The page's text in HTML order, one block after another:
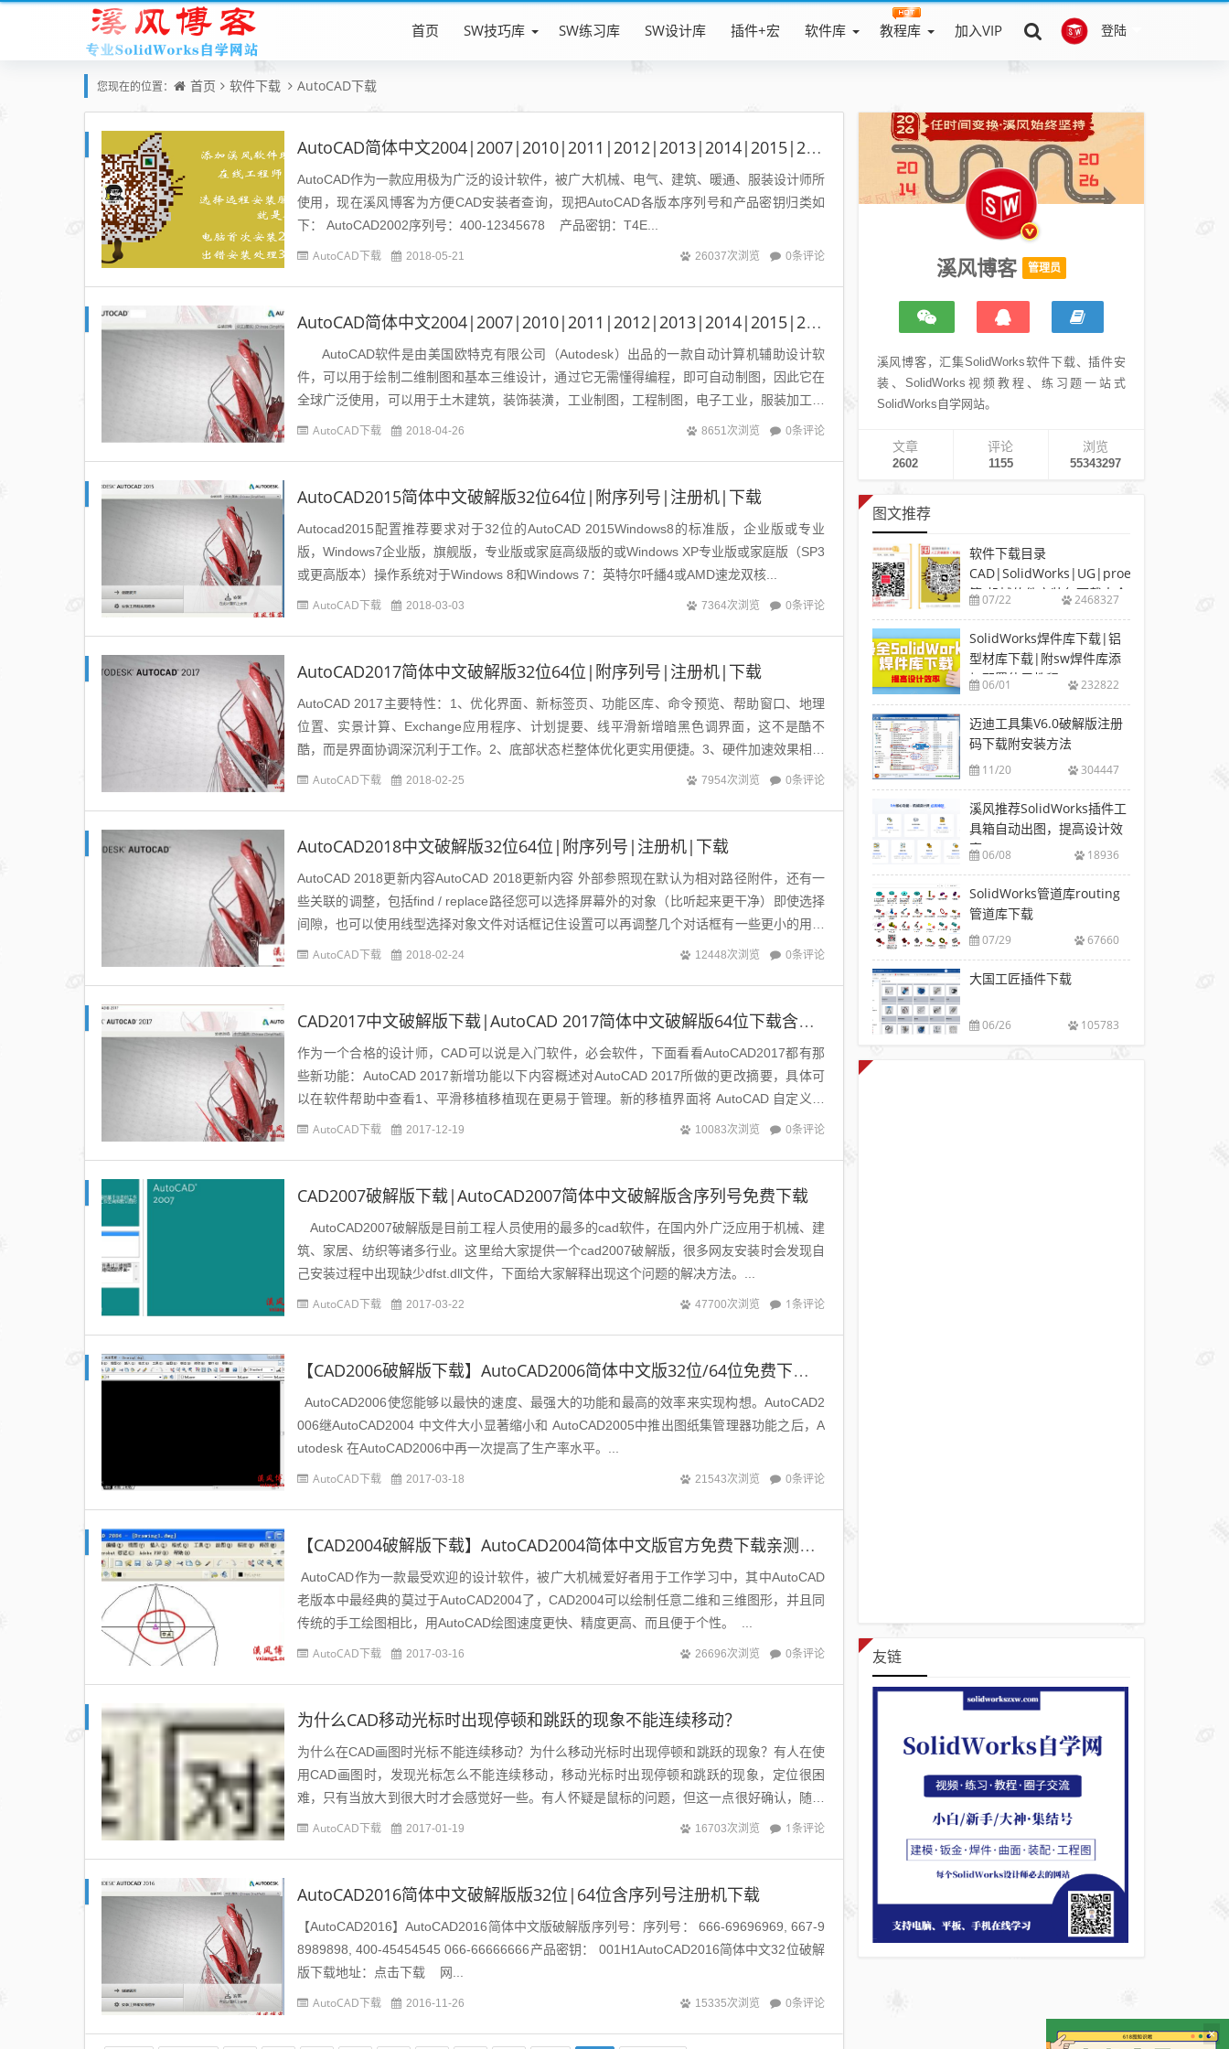
登陆
首页 SW技巧库 SW练习库 SW设计库 插件+宏 软件库 教程库 加入VIP
您现在的位置： 首页 软件下载 AutoCAD下载
AutoCAD简体中文2004|2007|2010|2011|2012|2013|2014|2015|2016|2017|2018序列号和产品秘钥汇总分享
AutoCAD作为一款应用极为广泛的设计软件，被广大机械、电气、建筑、暖通、服装设计师所
使用，现在溪风博客为方便CAD安装者查询，现把AutoCAD各版本序列号和产品密钥归类如
下： AutoCAD2002序列号：400-12345678 产品密钥：T4E...
AutoCAD下载 2018-05-21 26037次浏览 0条评论
AutoCAD简体中文2004|2007|2010|2011|2012|2013|2014|2015|2016|2017|2018|2019破解版下载集合
AutoCAD软件是由美国欧特克有限公司（Autodesk）出品的一款自动计算机辅助设计软
件，可以用于绘制二维制图和基本三维设计，通过它无需懂得编程，即可自动制图，因此它在
全球广泛使用，可以用于土木建筑，装饰装潢，工业制图，工程制图，电子工业，服装加工等
多方...AutoCAD下载 2018-04-26 8651次浏览 0条评论
AutoCAD2015简体中文破解版32位64位|附序列号|注册机|下载
Autocad2015配置推荐要求对于32位的AutoCAD 2015Windows8的标准版，企业版或专业
版，Windows7企业版，旗舰版，专业版或家庭高级版的或Windows XP专业版或家庭版（SP3
或更高版本）操作系统对于Windows 8和Windows 7：英特尔吀繙4或AMD速龙双核...
AutoCAD下载 2018-03-03 7364次浏览 0条评论
AutoCAD2017简体中文破解版32位64位|附序列号|注册机|下载
AutoCAD 2017主要特性：1、优化界面、新标签页、功能区库、命令预览、帮助窗口、地理
位置、实景计算、Exchange应用程序、计划提要、线平滑新增暗黑色调界面，这不是酷不
酷，而是界面协调深沉利于工作。2、底部状态栏整体优化更实用便捷。3、硬件加速效果相当
明显。4、Auto CAD 2016的...
AutoCAD下载 2018-02-25 7954次浏览 0条评论
AutoCAD2018中文破解版32位64位|附序列号|注册机|下载
AutoCAD 2018更新内容AutoCAD 2018更新内容 外部参照现在默认为相对路径附件，还有一
些关联的调整，包括find / replace路径您可以选择屏幕外的对象（比听起来更干净）即使选择
间隙，也可以使用线型选择对象文件对话框记住设置可以再调整几个对话框有一些更小的用户
界面调整当然包括...
AutoCAD下载 2018-02-24 12448次浏览 0条评论
CAD2017中文破解版下载|AutoCAD 2017简体中文破解版64位下载含注册机
作为一个合格的设计师，CAD可以说是入门软件，必会软件，下面看看AutoCAD2017都有那
些新功能：AutoCAD 2017新增功能以下内容概述对AutoCAD 2017所做的更改摘要，具体可
以在软件帮助中查看1、平滑移植移植现在更易于管理。新的移植界面将 AutoCAD 自定义设
置组织为您可以从...
AutoCAD下载 2017-12-19 10083次浏览 0条评论
CAD2007破解版下载|AutoCAD2007简体中文破解版含序列号免费下载
AutoCAD2007破解版是目前工程人员使用的最多的cad软件，在国内外广泛应用于机械、建
筑、家居、纺织等诸多行业。这里给大家提供一个cad2007破解版，很多网友安装时会发现自
己安装过程中出现缺少dfst.dll文件，下面给大家解释出现这个问题的解决方法。...
AutoCAD下载 2017-03-22 47700次浏览 1条评论
【CAD2006破解版下载】AutoCAD2006简体中文版32位/64位免费下载亲测可用
AutoCAD2006使您能够以最快的速度、最强大的功能和最高的效率来实现构想。AutoCAD2
006继AutoCAD2004 中文件大小显著缩小和 AutoCAD2005中推出图纸集管理器功能之后，A
utodesk 在AutoCAD2006中再一次提高了生产率水平。...
AutoCAD下载 2017-03-18 21543次浏览 0条评论
【CAD2004破解版下载】AutoCAD2004简体中文版官方免费下载亲测可用
AutoCAD作为一款最受欢迎的设计软件，被广大机械爱好者用于工作学习中，其中AutoCAD
老版本中最经典的莫过于AutoCAD2004了，CAD2004可以绘制任意二维和三维图形，并且同
传统的手工绘图相比，用AutoCAD绘图速度更快、精度更高、而且便于个性。 ...
AutoCAD下载 2017-03-16 26696次浏览 0条评论
为什么CAD移动光标时出现停顿和跳跃的现象不能连续移动？
为什么在CAD画图时光标不能连续移动？为什么移动光标时出现停顿和跳跃的现象？有人在使
用CAD画图时，发现光标怎么不能连续移动，移动光标时出现停顿和跳跃的现象，定位很困
难，只有当放大到很大时才会感觉好一些。有人怀疑是鼠标的问题，但这一点很好确认，随便
启动一个其他软件，例如WORD，如果光标移动很顺畅，...
AutoCAD下载 2017-01-19 16703次浏览 1条评论
AutoCAD2016简体中文破解版版32位|64位含序列号注册机下载
【AutoCAD2016】AutoCAD2016简体中文版破解版序列号：序列号： 666-69696969, 667-9
8989898, 400-45454545 066-66666666产品密钥： 001H1AutoCAD2016简体中文32位破解
版下载地址：点击下载 网...
AutoCAD下载 2016-11-26 15335次浏览 0条评论
溪风博客 管理员
溪风博客，汇集SolidWorks软件下载、插件安
装、SolidWorks视频教程、练习题一站式
SolidWorks自学网站。
文章
2602
评论
1155
浏览
55343297
图文推荐
软件下载目录
CAD|SolidWorks|UG|proe
等-机械软件安装包下载大全
07/22 2468327
SolidWorks焊件库下载|铝
型材库下载|附sw焊件库添
加配置使用教程
06/01 232822
迈迪工具集V6.0破解版注册
码下载附安装方法
11/20 304447
溪风推荐SolidWorks插件工
具箱自动出图，提高设计效
率06/08 18936
SolidWorks管道库routing
管道库下载
07/29 67660
大国工匠插件下载
06/26 105783
友链
×